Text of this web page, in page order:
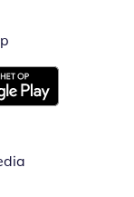
venster